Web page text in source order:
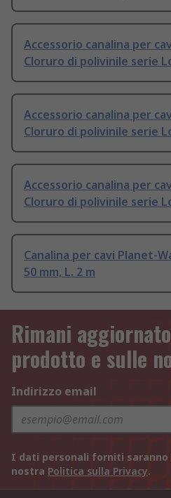
Accessorio canalina per
Cloruro di polivinile serie
Accessorio canalina per
Cloruro di polivinile serie
Accessorio canalina per
Cloruro di polivinile serie
Canalina per cavi Planet-
50 mm, L. 2 m
Rimani
prodotto e sulle
Indirizzo email
I dati personali forniti
nostra Politica sulla Privacy.